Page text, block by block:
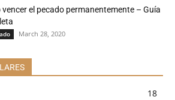
vencer el pecado permanentemente – Guía
March 28, 2020
18